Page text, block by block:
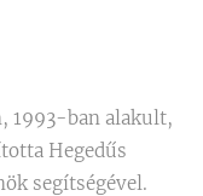
1993-ban alakult,
Hegedűs
segítségével.